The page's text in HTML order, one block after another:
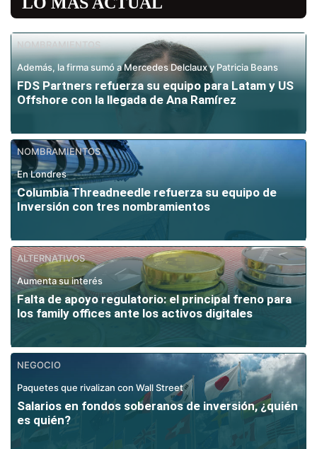
NOMBRAMIENTOS
Además, la firma sumó a Mercedes Delclaux y Patricia Beans
FDS Partners refuerza su equipo para Latam y US
Offshore con la llegada de Ana Ramírez
NOMBRAMIENTOS
En Londres
Columbia Threadneedle refuerza su equipo de
Inversión con tres nombramientos
ALTERNATIVOS
Aumenta su interés
Falta de apoyo regulatorio: el principal freno para
los family offices ante los activos digitales
NEGOCIO
Paquetes que rivalizan con Wall Street
Salarios en fondos soberanos de inversión, ¿quién
es quién?